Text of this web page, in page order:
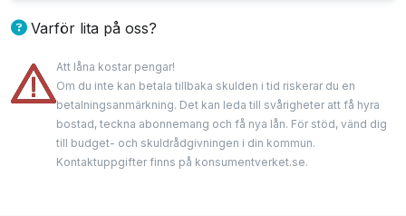
Jag gillar att kortet är unikt och endast tillgänglig
näringen), även om det tekniskt sett gör kortet
ganska begränsat.
Utöver det är kortet ganska standard med lite
rabatter och försäkringar, men ingen förmån som
Varför lita på oss?
Våra experter har lång erfarenhet inom finans med
spetskunskap om kreditkort. De delar med sig av
oberoende och ärliga analyser och granskningar.
Vi samarbetar med några av kreditgivarna som
Att låna kostar pengar!
Om du inte kan betala tillbaka skulden i tid riskerar du en
betalningsanmärkning. Det kan leda till svårigheter att få hyra
bostad, teckna abonnemang och få nya lån. För stöd, vänd dig
till budget- och skuldrådgivningen i din kommun.
Kontaktuppgifter finns på konsumentverket.se.